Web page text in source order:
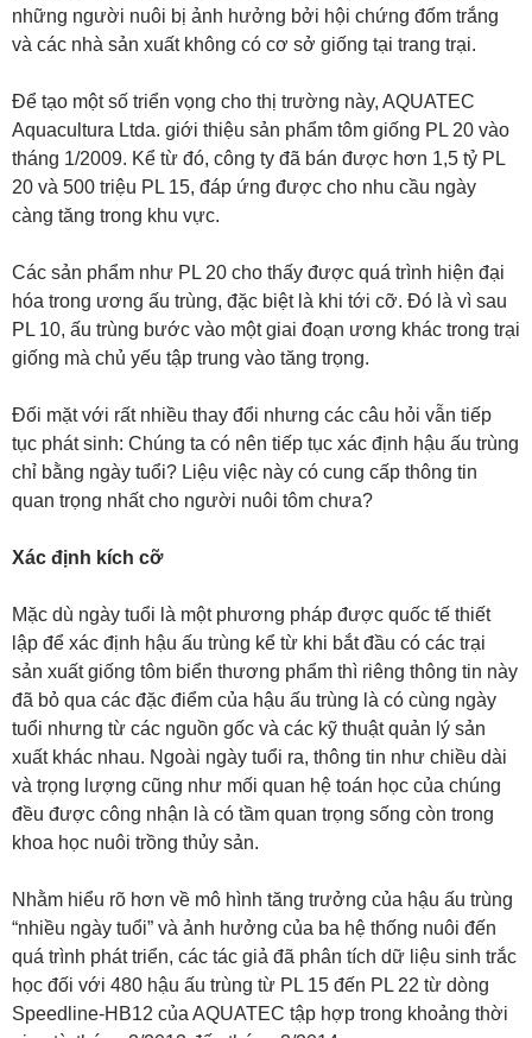
những người nuôi bị ảnh hưởng bởi hội chứng đốm trắng
và các nhà sản xuất không có cơ sở giống tại trang trại.
Để tạo một số triển vọng cho thị trường này, AQUATEC
Aquacultura Ltda. giới thiệu sản phẩm tôm giống PL 20 vào
tháng 1/2009. Kể từ đó, công ty đã bán được hơn 1,5 tỷ PL
20 và 500 triệu PL 15, đáp ứng được cho nhu cầu ngày
càng tăng trong khu vực.
Các sản phẩm như PL 20 cho thấy được quá trình hiện đại
hóa trong ương ấu trùng, đặc biệt là khi tới cỡ. Đó là vì sau
PL 10, ấu trùng bước vào một giai đoạn ương khác trong trại
giống mà chủ yếu tập trung vào tăng trọng.
Đối mặt với rất nhiều thay đổi nhưng các câu hỏi vẫn tiếp
tục phát sinh: Chúng ta có nên tiếp tục xác định hậu ấu trùng
chỉ bằng ngày tuổi? Liệu việc này có cung cấp thông tin
quan trọng nhất cho người nuôi tôm chưa?
Xác định kích cỡ
Mặc dù ngày tuổi là một phương pháp được quốc tế thiết
lập để xác định hậu ấu trùng kể từ khi bắt đầu có các trại
sản xuất giống tôm biển thương phẩm thì riêng thông tin này
đã bỏ qua các đặc điểm của hậu ấu trùng là có cùng ngày
tuổi nhưng từ các nguồn gốc và các kỹ thuật quản lý sản
xuất khác nhau. Ngoài ngày tuổi ra, thông tin như chiều dài
và trọng lượng cũng như mối quan hệ toán học của chúng
đều được công nhận là có tầm quan trọng sống còn trong
khoa học nuôi trồng thủy sản.
Nhằm hiểu rõ hơn về mô hình tăng trưởng của hậu ấu trùng
“nhiều ngày tuổi” và ảnh hưởng của ba hệ thống nuôi đến
quá trình phát triển, các tác giả đã phân tích dữ liệu sinh trắc
học đối với 480 hậu ấu trùng từ PL 15 đến PL 22 từ dòng
Speedline-HB12 của AQUATEC tập hợp trong khoảng thời